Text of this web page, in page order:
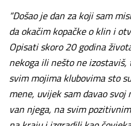
“Došao je dan za koji sam
da okačim kopačke o klin i
Opisati skoro 20 godina
nekoga ili nešto ne
svim mojima klubovima sto
mene, uvijek sam davao
van njega, na svim